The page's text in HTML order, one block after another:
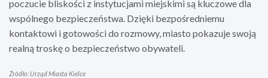
poczucie bliskości z instytucjami miejskimi są kluczowe dla
wspólnego bezpieczeństwa. Dzięki bezpośredniemu
kontaktowi i gotowości do rozmowy, miasto pokazuje swoją
realną troskę o bezpieczeństwo obywateli.
Źródło: Urząd Miasta Kielce